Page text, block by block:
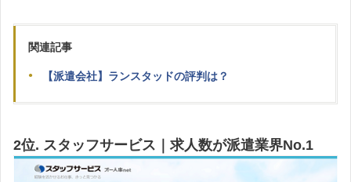
関連記事
【派遣会社】ランスタッドの評判は？
2位. スタッフサービス｜求人数が派遣業界No.1